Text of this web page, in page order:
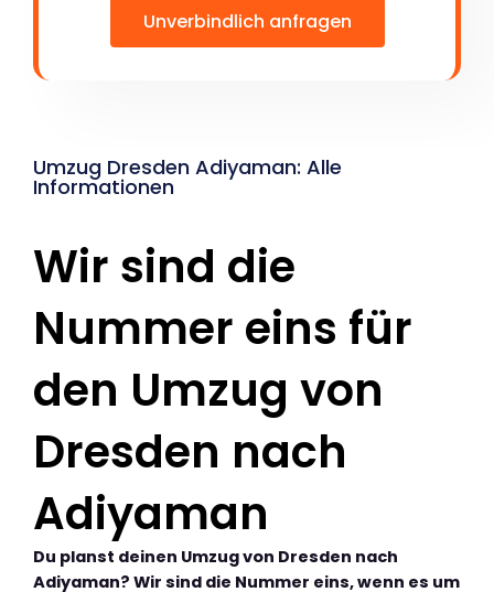
Unverbindlich anfragen
Umzug Dresden Adiyaman: Alle
Informationen
Wir sind die
Nummer eins für
den Umzug von
Dresden nach
Adiyaman
Du planst deinen Umzug von Dresden nach
Adiyaman? Wir sind die Nummer eins, wenn es um